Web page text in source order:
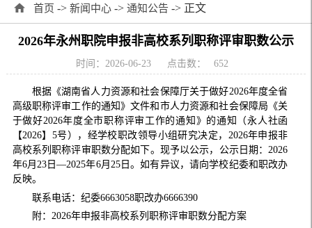
首页 -> 新闻中心 -> 通知公告 -> 正文
2026年永州职院申报非高校系列职称评审职数公示
时间：2026-06-23 点击数： 652
根据《湖南省人力资源和社会保障厅关于做好2026年度全省
高级职称评审工作的通知》文件和市人力资源和社会保障局《关
于做好2026年度全市职称评审工作的通知》的通知（永人社函
【2026】5号），经学校职改领导小组研究决定，2026年申报非
高校系列职称评审职数分配如下。现予以公示，公示日期：2026
年6月23日—2025年6月25日。如有异议，请向学校纪委和职改办
反映。
联系电话：纪委6663058职改办6666390
附：2026年申报非高校系列职称评审职数分配方案